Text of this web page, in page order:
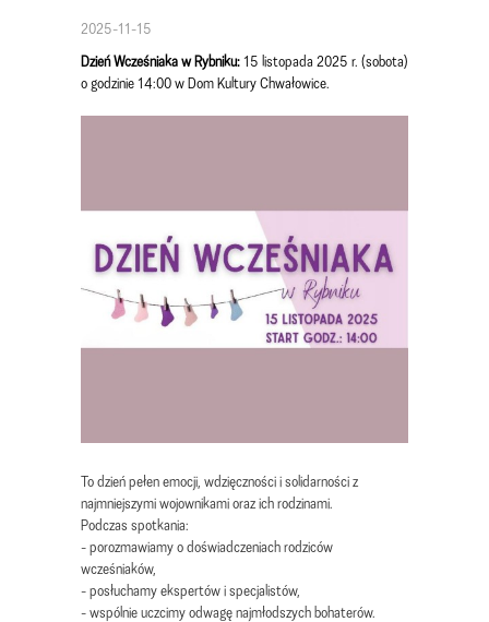
2025-11-15
Dzień Wcześniaka w Rybniku:15 listopada 2025 r. (sobota)
o godzinie 14:00 w Dom Kultury Chwałowice.
To dzień pełen emocji, wdzięczności i solidarności z
najmniejszymi wojownikami oraz ich rodzinami.
Podczas spotkania:
- porozmawiamy o doświadczeniach rodziców
wcześniaków,
- posłuchamy ekspertów i specjalistów,
- wspólnie uczcimy odwagę najmłodszych bohaterów.